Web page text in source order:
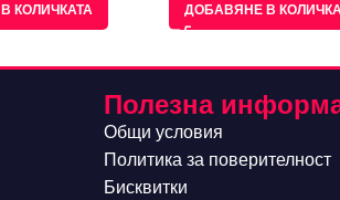
КОЛИЧКАТА ДОБАВЯНЕ В
Полезна
Общи условия
Политика за поверителност
Бисквитки